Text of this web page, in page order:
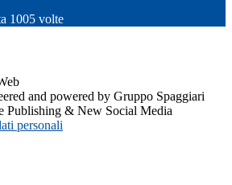
1005 volte
and powered by Gruppo Spaggiari
Publishing & New Social Media
personali